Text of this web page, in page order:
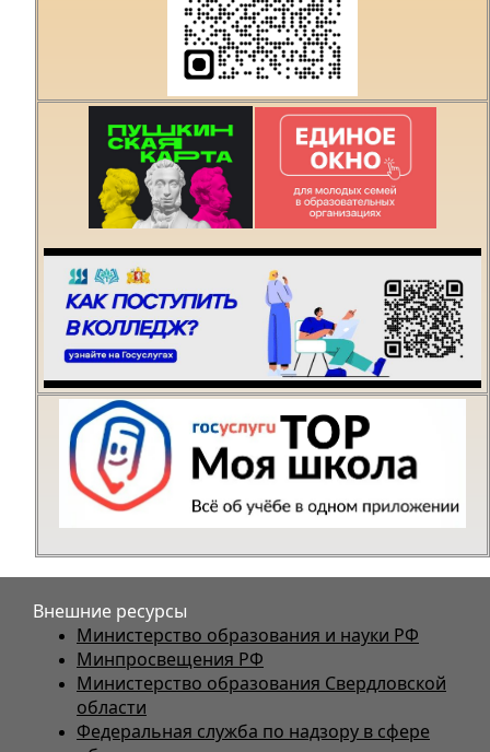
Есть предложения по
организации учебного
процесса или знаете,
как сделать техникум
лучше?
Написать о проблеме
Внешние ресурсы
Министерство образования и науки РФ
Минпросвещения РФ
Министерство образования Свердловской
области
Федеральная служба по надзору в сфере